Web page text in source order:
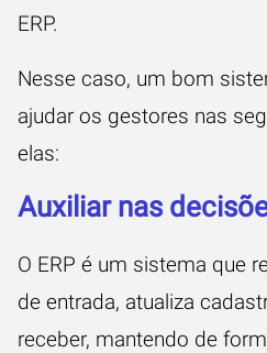
ERP.
Nesse caso, um bom
ajudar os gestores nas
elas:
Auxiliar nas
O ERP é um sistema que
de entrada, atualiza
receber, mantendo de